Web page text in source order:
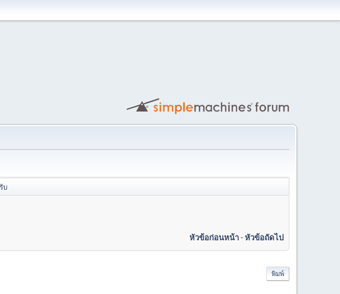
บ
หัวข้อก่อนหน้า-หัวข้อถัดไป
พิมพ์